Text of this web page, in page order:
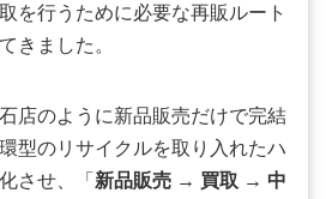
を行うために必要な再販ルート
きました。
店のように新品販売だけで完結
型のリサイクルを取り入れたハ
させ、「 新品販売 → 買取 → 中